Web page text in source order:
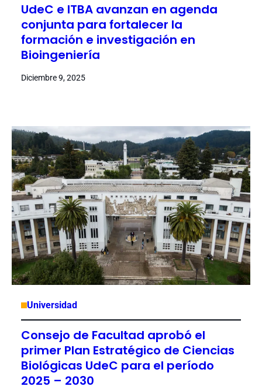
UdeC e ITBA avanzan en agenda
conjunta para fortalecer la
formación e investigación en
Bioingeniería
Diciembre 9, 2025
Universidad
Consejo de Facultad aprobó el
primer Plan Estratégico de Ciencias
Biológicas UdeC para el período
2025 – 2030